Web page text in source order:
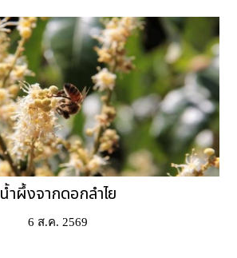
น้ำผึ้งจากดอกลำไย
6 ส.ค. 2569